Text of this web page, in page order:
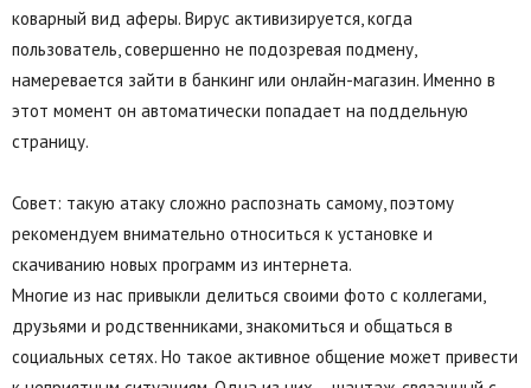
коварный вид аферы. Вирус активизируется, когда
пользователь, совершенно не подозревая подмену,
намеревается зайти в банкинг или онлайн-магазин. Именно в
этот момент он автоматически попадает на поддельную
страницу.
Совет: такую атаку сложно распознать самому, поэтому
рекомендуем внимательно относиться к установке и
скачиванию новых программ из интернета.
Многие из нас привыкли делиться своими фото с коллегами,
друзьями и родственниками, знакомиться и общаться в
социальных сетях. Но такое активное общение может привести